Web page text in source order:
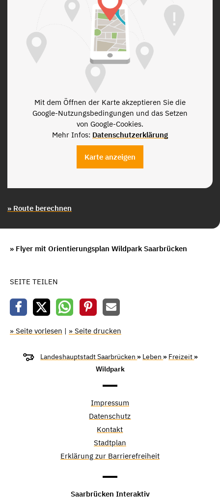
Mit dem Öffnen der Karte akzeptieren Sie die
Google-Nutzungsbedingungen und das Setzen
von Google-Cookies.
Mehr Infos: Datenschutzerklärung
Karte anzeigen
» Route berechnen
» Flyer mit Orientierungsplan Wildpark Saarbrücken
SEITE TEILEN
» Seite vorlesen | » Seite drucken
Landeshauptstadt Saarbrücken » Leben » Freizeit »
Wildpark
Impressum
Datenschutz
Kontakt
Stadtplan
Erklärung zur Barrierefreiheit
Saarbrücken Interaktiv